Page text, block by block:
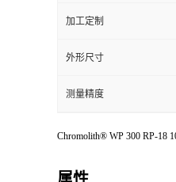
加工定制
外形尺寸
测量精度
Chromolith® WP 300 RP-18
属性